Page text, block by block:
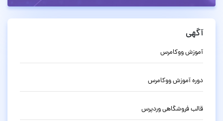
آگهی
آموزش ووکامرس
دوره آموزش ووکامرس
قالب فروشگاهی وردپرس